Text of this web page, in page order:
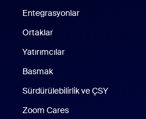
Entegrasyonlar
Ortaklar
Yatırımcılar
Basmak
Sürdürülebilirlik ve ÇSY
Zoom Cares